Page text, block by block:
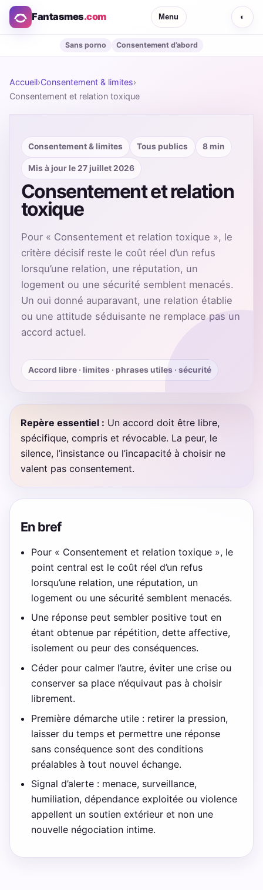
Fantasmes.com Menu ◐
Sans porno Consentement d’abord
Accueil›Consentement & limites›
Consentement et relation toxique
Consentement & limites Tous publics 8 min
Mis à jour le 27 juillet 2026
Consentement et relation
toxique
Pour « Consentement et relation toxique », le
critère décisif reste le coût réel d’un refus
lorsqu’une relation, une réputation, un
logement ou une sécurité semblent menacés.
Un oui donné auparavant, une relation établie
ou une attitude séduisante ne remplace pas un
accord actuel.
Accord libre · limites · phrases utiles · sécurité
Repère essentiel : Un accord doit être libre,
spécifique, compris et révocable. La peur, le
silence, l’insistance ou l’incapacité à choisir ne
valent pas consentement.
En bref
Pour « Consentement et relation toxique », le
point central est le coût réel d’un refus
lorsqu’une relation, une réputation, un
logement ou une sécurité semblent menacés.
Une réponse peut sembler positive tout en
étant obtenue par répétition, dette affective,
isolement ou peur des conséquences.
Céder pour calmer l’autre, éviter une crise ou
conserver sa place n’équivaut pas à choisir
librement.
Première démarche utile : retirer la pression,
laisser du temps et permettre une réponse
sans conséquence sont des conditions
préalables à tout nouvel échange.
Signal d’alerte : menace, surveillance,
humiliation, dépendance exploitée ou violence
appellent un soutien extérieur et non une
nouvelle négociation intime.